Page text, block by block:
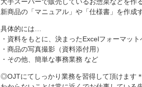
新商品の「マニュアル」や「仕様書」を作成
具体的には…
・資料をもとに、決まったExcelフォーマット
・商品の写真撮影（資料添付用）
・その他、簡単な事務業務 など
◎OJTにてしっかり業務を習得して頂けます＊